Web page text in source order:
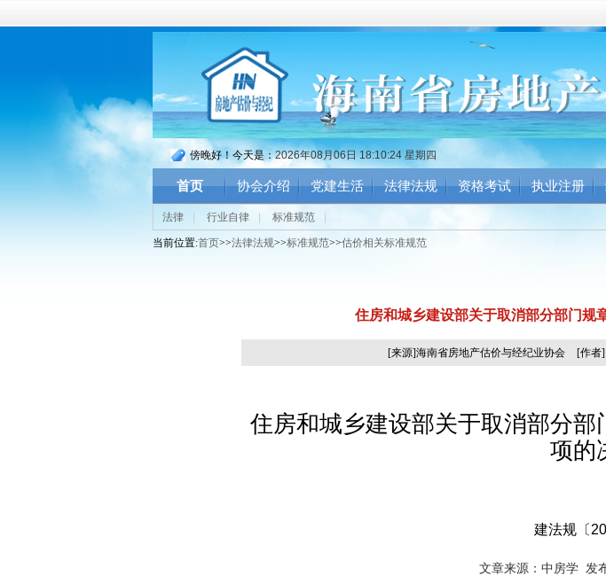
傍晚好！今天是：2026年08月06日 18:10:25 星期四
首页 协会介绍 党建生活 法律法规 资格考试 执业注册
法律 行业自律 标准规范
当前位置:首页>>法律法规>>标准规范>>估价相关标准规范
住房和城乡建设部关于取消部分部门规
[来源]海南省房地产估价与经纪业协会 [作者]
住房和城乡建设部关于取消部分
项的
建法规〔
文章来源：中房学 发